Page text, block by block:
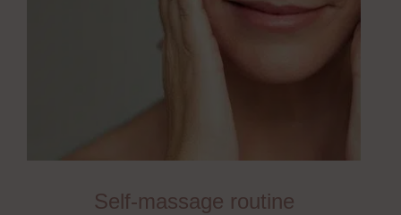
Self-massage routine